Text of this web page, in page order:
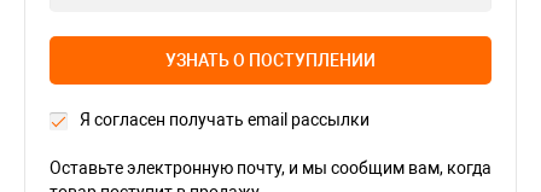
УЗНАТЬ О ПОСТУПЛЕНИИ
Я согласен получать email рассылки
Оставьте электронную почту, и мы сообщим вам, когда